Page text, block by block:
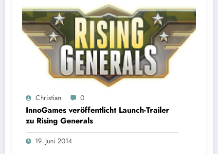
Christian 0
InnoGames veröffentlicht Launch-Trailer
zu Rising Generals
19. Juni 2014